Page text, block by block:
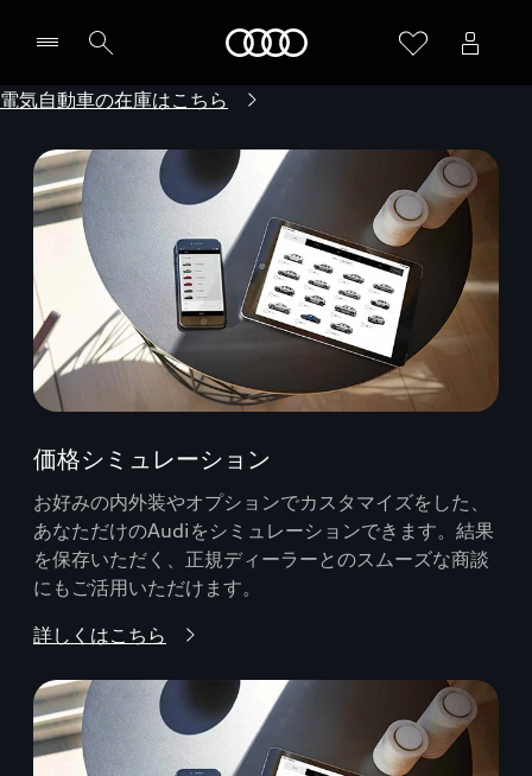
電気自動車の在庫はこちら
価格シミュレーション
お好みの内外装やオプションでカスタマイズをした、
あなただけのAudiをシミュレーションできます。結果
を保存いただく、正規ディーラーとのスムーズな商談
にもご活用いただけます。
詳しくはこちら